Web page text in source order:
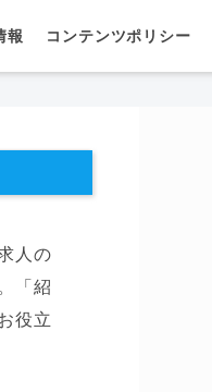
報 コンテンツポリシー
人の
「紹
役立